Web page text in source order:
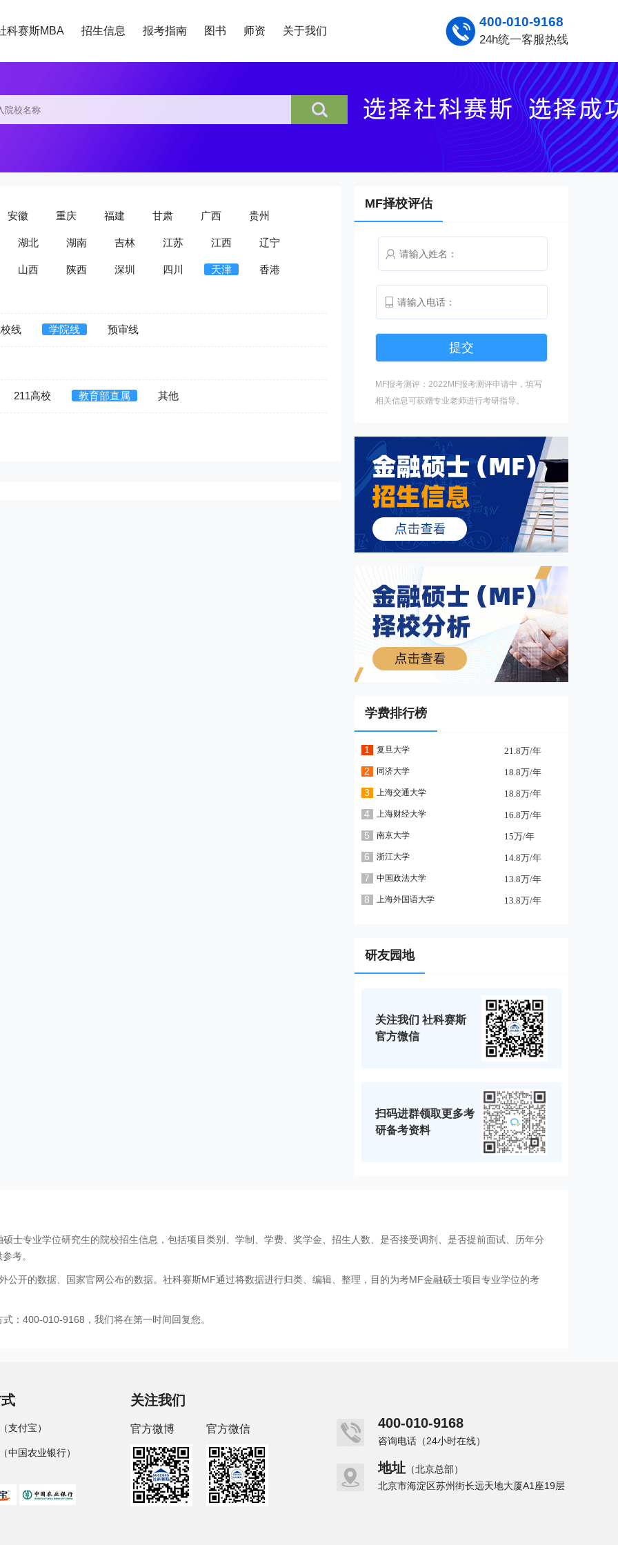
科赛斯MBA 招生信息 报考指南 图书 师资 关于我们
400-010-9168
24h统一客服热线
安徽 重庆 福建 甘肃 广西 贵州
湖北 湖南 吉林 江苏 江西 辽宁
山西 陕西 深圳 四川 天津 香港
线 学院线 预审线
211高校 教育部直属 其他
MF择校评估
MF报考测评：2022MF报考测评申请中，填写
相关信息可获赠专业老师进行考研指导。
学费排行榜
1 复旦大学 21.8万/年
2 同济大学 18.8万/年
3 上海交通大学 18.8万/年
4 上海财经大学 16.8万/年
5 南京大学 15万/年
6 浙江大学 14.8万/年
7 中国政法大学 13.8万/年
8 上海外国语大学 13.8万/年
研友园地
关注我们 社科赛斯
官方微信
扫码进群领取更多考
研备考资料
士专业学位研究生的院校招生信息，包括项目类别、学制、学费、奖学金、招生人数、是否接受调剂、是否提前面试、历年分
考。
公开的数据、国家官网公布的数据。社科赛斯MF通过将数据进行归类、编辑、整理，目的为考MF金融硕士项目专业学位的考
：400-010-9168，我们将在第一时间回复您。
支付宝）
中国农业银行）
关注我们
官方微博 官方微信 400-010-9168
咨询电话（24小时在线）
地址 （北京总部）
北京市海淀区苏州街长远天地大厦A1座19层